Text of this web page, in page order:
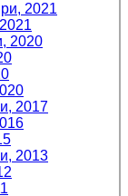
2021
2020
2017
2013